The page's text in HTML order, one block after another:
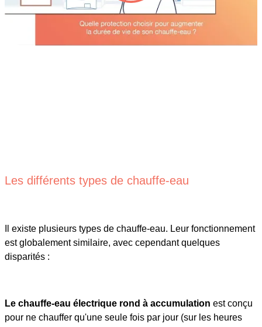
Les différents types de chauffe-eau
Il existe plusieurs types de chauffe-eau. Leur fonctionnement
est globalement similaire, avec cependant quelques
disparités :
Le chauffe-eau électrique rond à accumulation est conçu
pour ne chauffer qu'une seule fois par jour (sur les heures